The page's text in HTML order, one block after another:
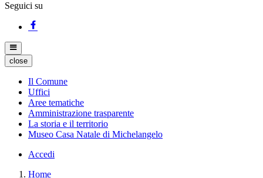
Seguici su
close
Il Comune
Uffici
Aree tematiche
Amministrazione trasparente
La storia e il territorio
Museo Casa Natale di Michelangelo
Accedi
Home